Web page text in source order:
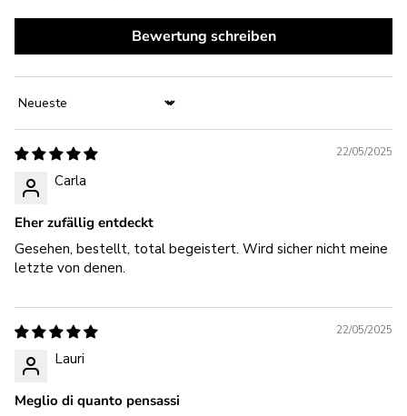
Bewertung schreiben
Sort by
22/05/2025
Carla
Eher zufällig entdeckt
Gesehen, bestellt, total begeistert. Wird sicher nicht meine
letzte von denen.
22/05/2025
Lauri
Meglio di quanto pensassi